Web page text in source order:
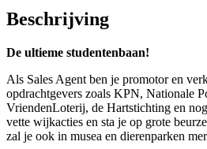
Beschrijving
De ultieme studentenbaan!
Als Sales Agent ben je promotor en
opdrachtgevers zoals KPN, Nationale
VriendenLoterij, de Hartstichting en
vette wijkacties en sta je op grote
zal je ook in musea en dierenparken